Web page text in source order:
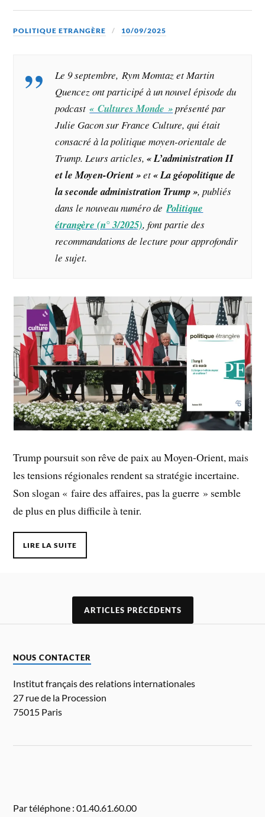
POLITIQUE ETRANGÈRE 10/09/2025
Le 9 septembre, Rym Momtaz et Martin
Quencez ont participé à un nouvel épisode du
podcast« Cultures Monde »présenté par
Julie Gacon sur France Culture, qui était
consacré à la politique moyen-orientale de
Trump. Leurs articles,«L’administration II
et le Moyen-Orient»et«La géopolitique de
la seconde administration Trump», publiés
dans le nouveau numéro dePolitique
étrangère (n° 3/2025), font partie des
recommandations de lecture pour approfondir
le sujet.
Trump poursuit son rêve de paix au Moyen-Orient, mais
les tensions régionales rendent sa stratégie incertaine.
Son slogan « faire des affaires, pas la guerre » semble
de plus en plus difficile à tenir.
LIRE LA SUITE
ARTICLES PRÉCÉDENTS
NOUS CONTACTER
Institut français des relations internationales
27 rue de la Procession
75015 Paris
Par téléphone : 01.40.61.60.00